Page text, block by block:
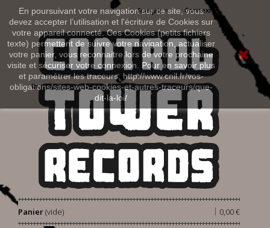
En poursuivant votre navigation sur ce site, vous
devez accepter l’utilisation et l'écriture de Cookies sur
votre appareil connecté. Ces Cookies (petits fichiers
texte) permettent de suivre votre navigation, actualiser
votre panier, vous reconnaitre lors de votre prochaine
visite et sécuriser votre connexion. Pour en savoir plus
et paramétrer les traceurs: http://www.cnil.fr/vos-
obligations/sites-web-cookies-et-autres-traceurs/que-
dit-la-loi/
Connexion
Français
Panier 0,00 €
|
(vide)